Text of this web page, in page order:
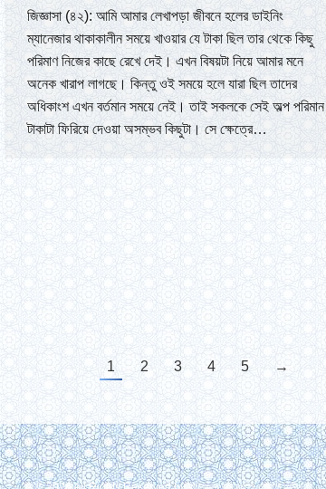
জিজ্ঞাসা (৪২): আমি আমার লেখাপড়া জীবনে হলের ডাইনিং
ম্যানেজার থাকাকালীন সময়ে খাওয়ার যে টাকা ছিল তার থেকে কিছু
পরিমাণ নিজের কাছে রেখে দেই। এখন বিষয়টা নিয়ে আমার মনে
অনেক খারাপ লাগছে। কিন্তু ওই সময়ে হলে যারা ছিল তাদের
অধিকাংশ এখন বর্তমান সময়ে নেই। তাই সকলকে সেই অল্প পরিমান
টাকাটা ফিরিয়ে দেওয়া অসম্ভব কিছুটা। সে ক্ষেত্রে…
1 2 3 4 5 →